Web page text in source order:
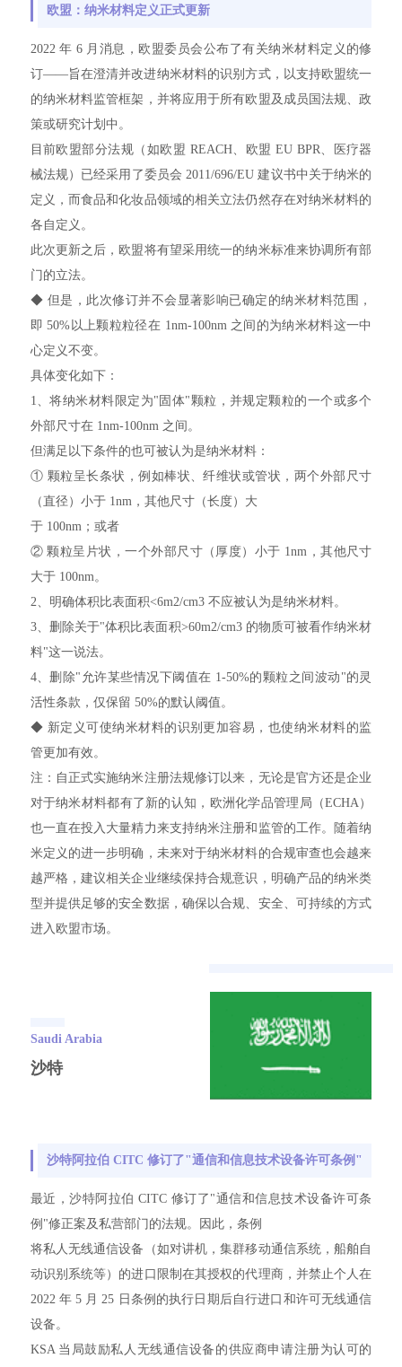
欧盟：纳米材料定义正式更新
2022 年 6 月消息，欧盟委员会公布了有关纳米材料定义的修
订——旨在澄清并改进纳米材料的识别方式，以支持欧盟统一
的纳米材料监管框架，并将应用于所有欧盟及成员国法规、政
策或研究计划中。
目前欧盟部分法规（如欧盟 REACH、欧盟 EU BPR、医疗器
械法规）已经采用了委员会 2011/696/EU 建议书中关于纳米的
定义，而食品和化妆品领域的相关立法仍然存在对纳米材料的
各自定义。
此次更新之后，欧盟将有望采用统一的纳米标准来协调所有部
门的立法。
◆ 但是，此次修订并不会显著影响已确定的纳米材料范围，
即 50%以上颗粒粒径在 1nm-100nm 之间的为纳米材料这一中
心定义不变。
具体变化如下：
1、将纳米材料限定为"固体"颗粒，并规定颗粒的一个或多个
外部尺寸在 1nm-100nm 之间。
但满足以下条件的也可被认为是纳米材料：
① 颗粒呈长条状，例如棒状、纤维状或管状，两个外部尺寸
（直径）小于 1nm，其他尺寸（长度）大
于 100nm；或者
② 颗粒呈片状，一个外部尺寸（厚度）小于 1nm，其他尺寸
大于 100nm。
2、明确体积比表面积<6m2/cm3 不应被认为是纳米材料。
3、删除关于"体积比表面积>60m2/cm3 的物质可被看作纳米材
料"这一说法。
4、删除"允许某些情况下阈值在 1-50%的颗粒之间波动"的灵
活性条款，仅保留 50%的默认阈值。
◆ 新定义可使纳米材料的识别更加容易，也使纳米材料的监
管更加有效。
注：自正式实施纳米注册法规修订以来，无论是官方还是企业
对于纳米材料都有了新的认知，欧洲化学品管理局（ECHA）
也一直在投入大量精力来支持纳米注册和监管的工作。随着纳
米定义的进一步明确，未来对于纳米材料的合规审查也会越来
越严格，建议相关企业继续保持合规意识，明确产品的纳米类
型并提供足够的安全数据，确保以合规、安全、可持续的方式
进入欧盟市场。
Saudi Arabia
沙特
沙特阿拉伯 CITC 修订了"通信和信息技术设备许可条例"
最近，沙特阿拉伯 CITC 修订了"通信和信息技术设备许可条
例"修正案及私营部门的法规。因此，条例
将私人无线通信设备（如对讲机，集群移动通信系统，船舶自
动识别系统等）的进口限制在其授权的代理商，并禁止个人在
2022 年 5 月 25 日条例的执行日期后自行进口和许可无线通信
设备。
KSA 当局鼓励私人无线通信设备的供应商申请注册为认可的